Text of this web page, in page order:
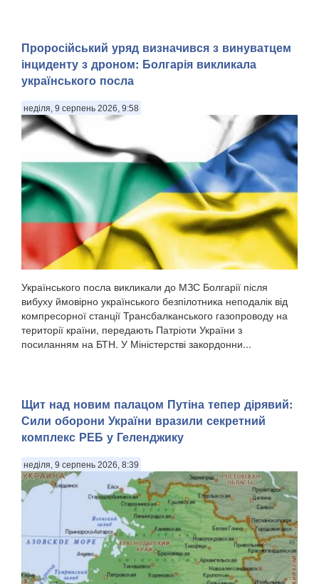
Проросійський уряд визначився з винуватцем
інциденту з дроном: Болгарія викликала
українського посла
неділя, 9 серпень 2026, 9:58
Українського посла викликали до МЗС Болгарії після
вибуху ймовірно українського безпілотника неподалік від
компресорної станції Трансбалканського газопроводу на
території країни, передають Патріоти України з
посиланням на БТН. У Міністерстві закордонни...
Щит над новим палацом Путіна тепер дірявий:
Сили оборони України вразили секретний
комплекс РЕБ у Геленджику
неділя, 9 серпень 2026, 8:39